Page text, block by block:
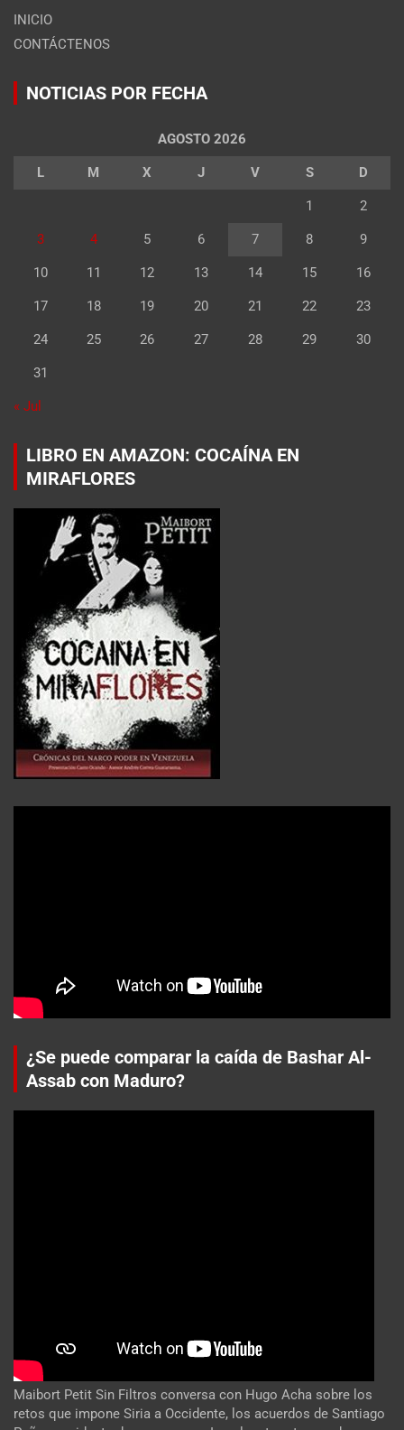
INICIO
CONTÁCTENOS
NOTICIAS POR FECHA
AGOSTO 2026
L M X J V S D
1 2
3 4 5 6 7 8 9
10 11 12 13 14 15 16
17 18 19 20 21 22 23
24 25 26 27 28 29 30
31
« Jul
LIBRO EN AMAZON: COCAÍNA EN
MIRAFLORES
¿Se puede comparar la caída de Bashar Al-
Assab con Maduro?
Maibort Petit Sin Filtros conversa con Hugo Acha sobre los
retos que impone Siria a Occidente, los acuerdos de Santiago